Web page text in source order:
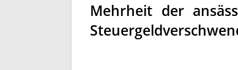
Mehrheit der